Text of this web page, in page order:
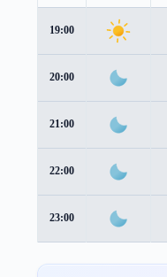
19:00
20:00
21:00
22:00
23:00